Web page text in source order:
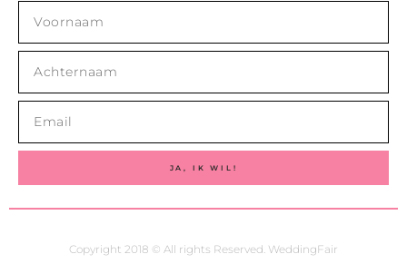
JA, IK WIL!
Copyright 2018 © All rights Reserved. WeddingFair